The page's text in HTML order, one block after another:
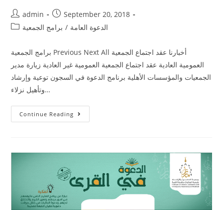
admin
September 20, 2018
الدعوة العامة / برامج الجمعية
برامج الجمعية Previous Next All أخبارنا عقد اجتماع الجمعية
العمومية العادية عقد اجتماع الجمعية العمومية غير العادية زيارة مدير
الجمعيات والمؤسسات الأهلية برنامج الدعوة في السجون توعية وإرشاد
وتأهيل نزلاء…
Continue Reading